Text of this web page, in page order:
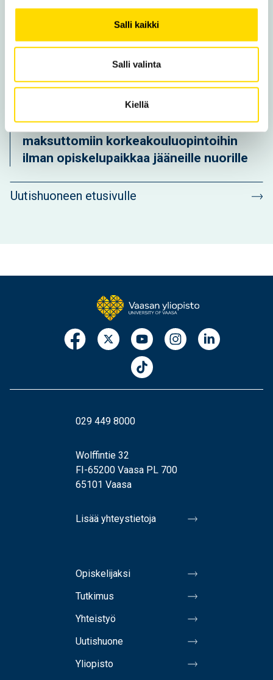
Salli kaikki
Salli valinta
Kiellä
Kansainvälinen joukko syventää
suomen taitoaan Vaasassa
Vaasan yliopisto tarjoaa kesällä
koulutuksiin ja avoimeen yliopistoon
Uusi opintoseteli avaa ovet
maksuttomiin korkeakouluopintoihin
ilman opiskelupaikkaa jääneille nuorille
Uutishuoneen etusivulle
029 449 8000
Wolffintie 32
FI-65200 Vaasa PL 700
65101 Vaasa
Lisää yhteystietoja
Opiskelijaksi
Tutkimus
Yhteistyö
Uutishuone
Yliopisto